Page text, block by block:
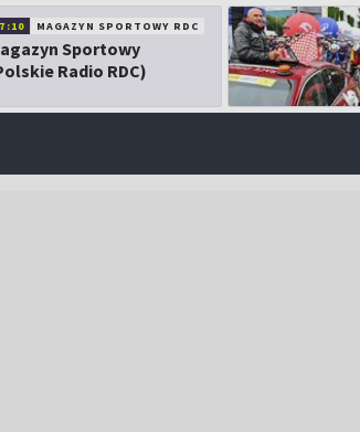
MAGAZYN SPORTOWY RDC
Sportowy
Radio RDC)